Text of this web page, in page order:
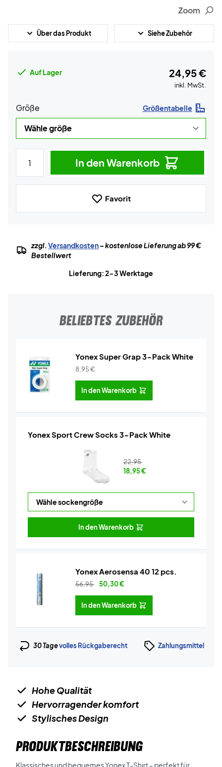
Zoom
Über das Produkt Siehe Zubehör
Auf Lager 24,95 €
inkl. MwSt.
Größe Größentabelle
In den Warenkorb
Favorit
zzgl.Versandkosten– kostenlose Lieferung ab 99 €
Bestellwert
Lieferung: 2-3 Werktage
BELIEBTES ZUBEHÖR
Yonex Super Grap 3-Pack White
8,95€
In den Warenkorb
Yonex Sport Crew Socks 3-Pack White
22,95
18,95€
In den Warenkorb
Yonex Aerosensa 40 12 pcs.
56,95 50,30€
In den Warenkorb
30 Tagevolles Rückgaberecht Zahlungsmittel
Hohe Qualität
Hervorragender komfort
Stylisches Design
PRODUKTBESCHREIBUNG
Klassisches und bequemes Yonex T-Shirt – perfekt für